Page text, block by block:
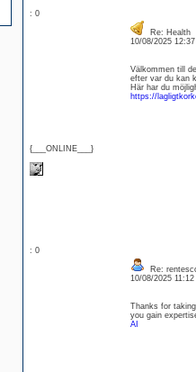
: 0
{___ONLINE___}
Re: Health
10/08/2025
Välkommen till
efter var du kan
Här har du
https://
: 0
Re:
10/08/2025
Thanks for
you gain
AI